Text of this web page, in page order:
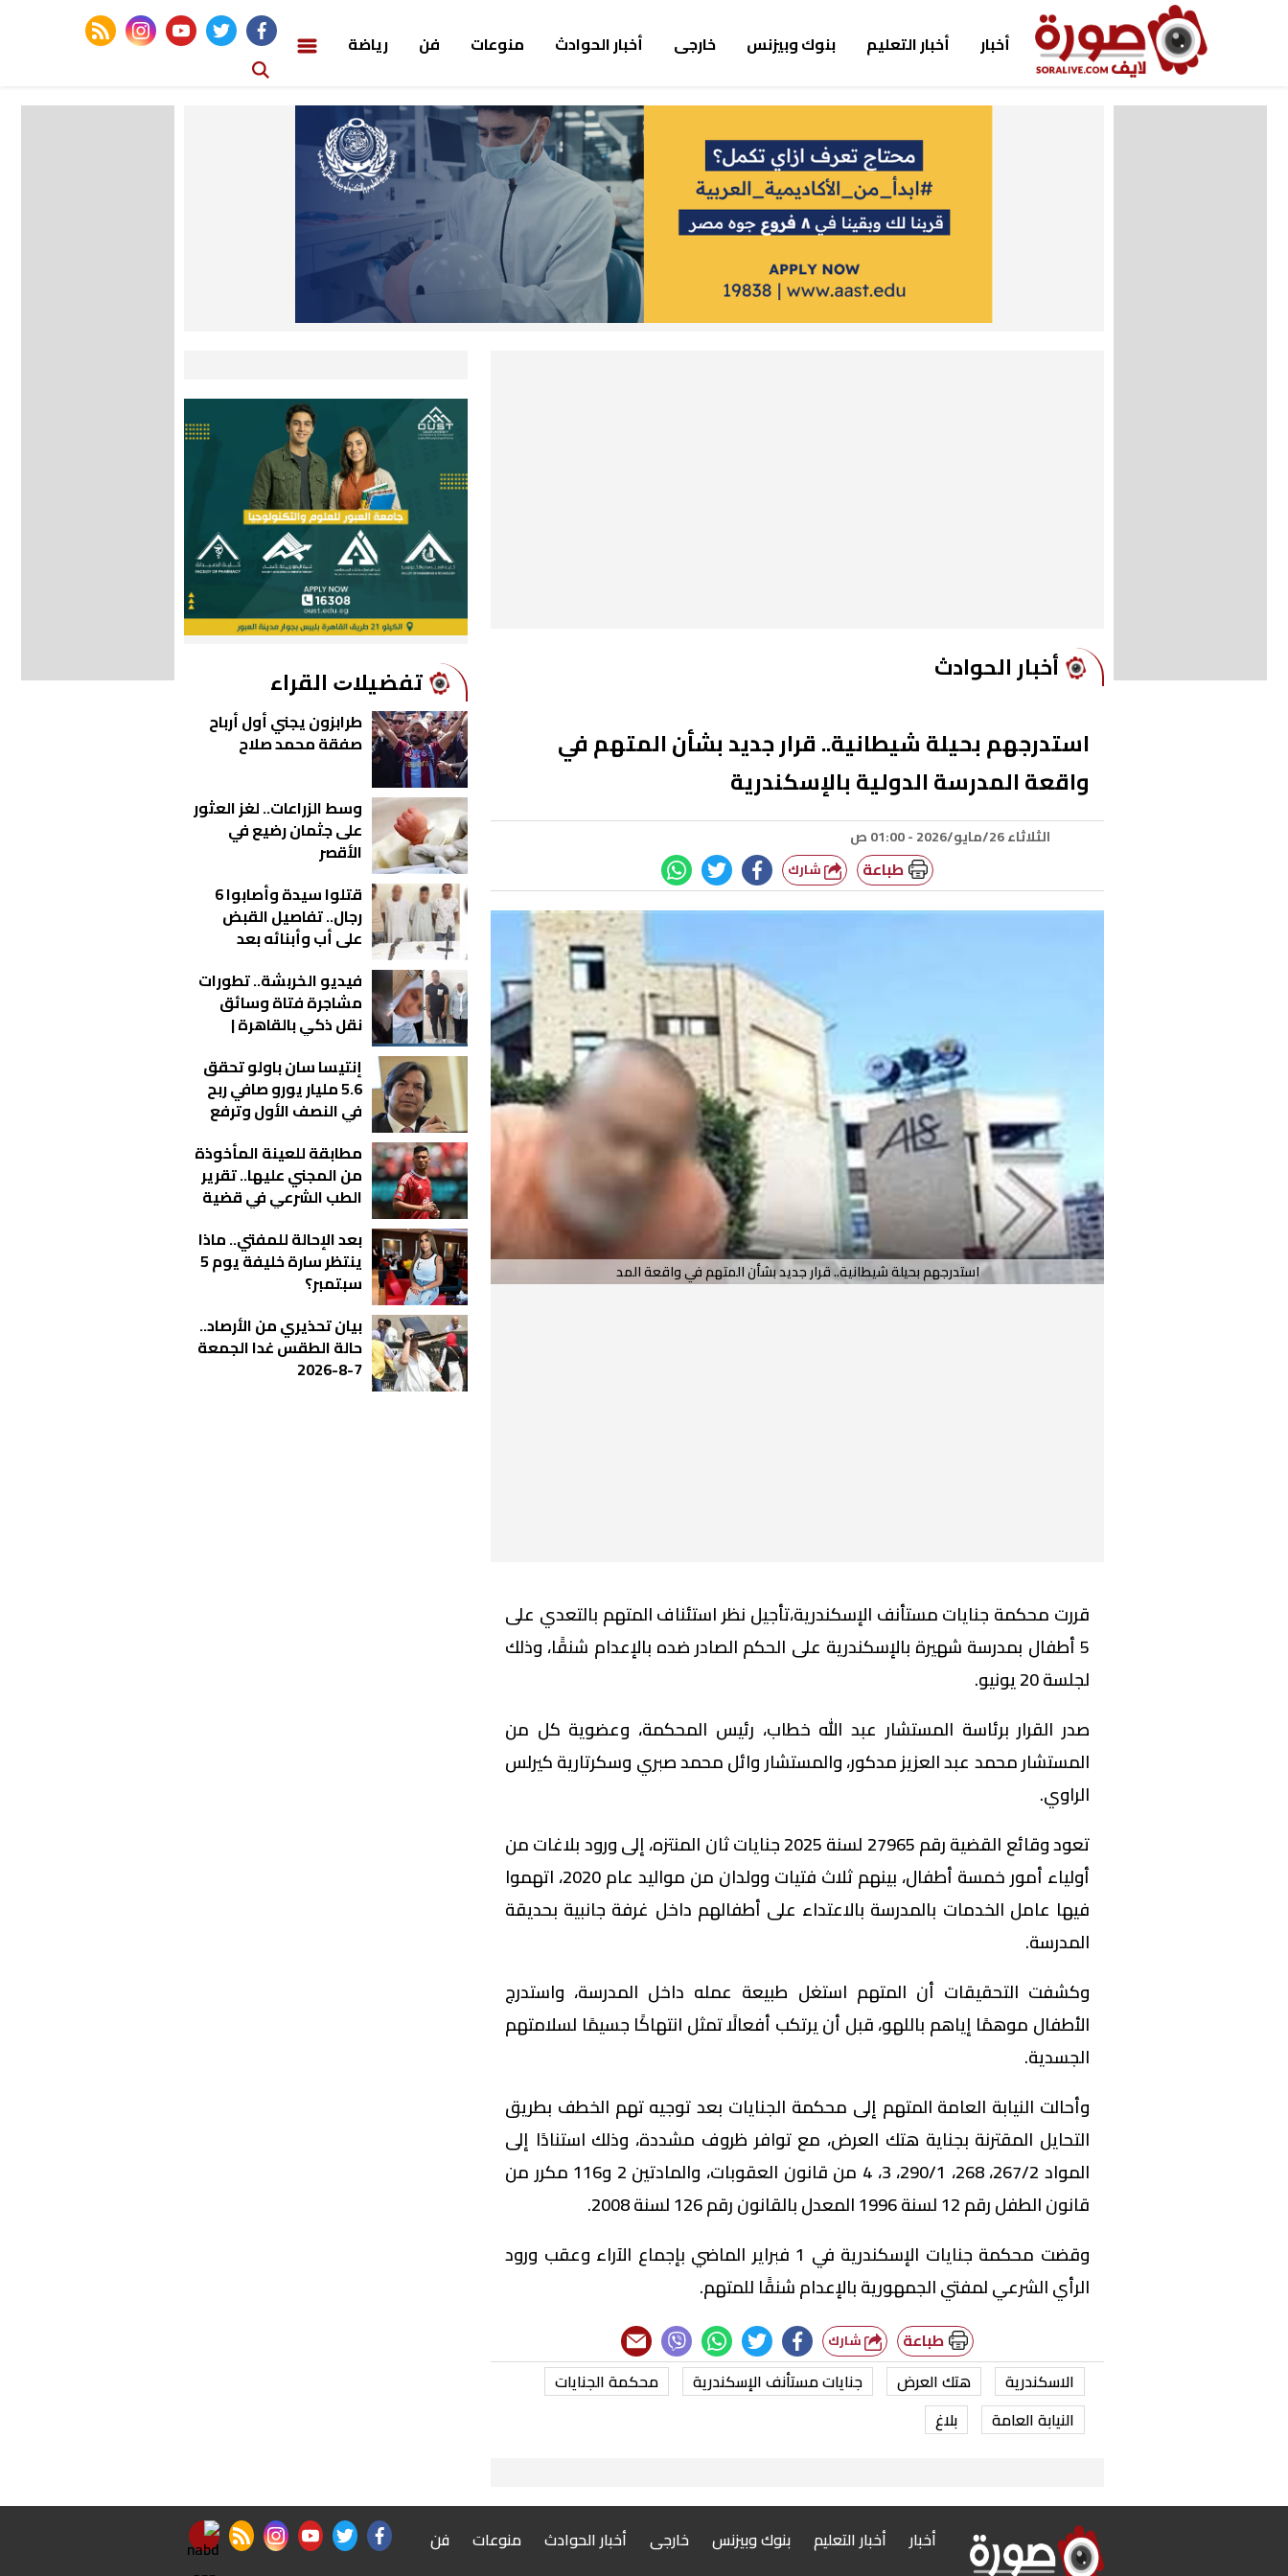
أخبار أخبار التعليم بنوك وبيزنس خارجى أخبار الحوادث منوعات فن رياضة
facebook
twitter
youtube
instagram
rss feed
أخبار الحوادث
استدرجهم بحيلة شيطانية.. قرار جديد بشأن المتهم في
واقعة المدرسة الدولية بالإسكندرية
الثلاثاء 26/مايو/2026 - 01:00 ص
طباعة
استدرجهم بحيلة شيطانية.. قرار جديد بشأن المتهم في واقعة المد
قررت محكمة جنايات مستأنف الإسكندرية،تأجيل نظر استئناف المتهم بالتعدي على
5 أطفال بمدرسة شهيرة بالإسكندرية على الحكم الصادر ضده بالإعدام شنقًا، وذلك
لجلسة 20 يونيو.
صدر القرار برئاسة المستشار عبد الله خطاب، رئيس المحكمة، وعضوية كل من
المستشار محمد عبد العزيز مدكور، والمستشار وائل محمد صبري وسكرتارية كيرلس
الراوي.
تعود وقائع القضية رقم 27965 لسنة 2025 جنايات ثان المنتزه، إلى ورود بلاغات من
أولياء أمور خمسة أطفال، بينهم ثلاث فتيات وولدان من مواليد عام 2020، اتهموا
فيها عامل الخدمات بالمدرسة بالاعتداء على أطفالهم داخل غرفة جانبية بحديقة
المدرسة.
وكشفت التحقيقات أن المتهم استغل طبيعة عمله داخل المدرسة، واستدرج
الأطفال موهمًا إياهم باللهو، قبل أن يرتكب أفعالًا تمثل انتهاكًا جسيمًا لسلامتهم
الجسدية.
وأحالت النيابة العامة المتهم إلى محكمة الجنايات بعد توجيه تهم الخطف بطريق
التحايل المقترنة بجناية هتك العرض، مع توافر ظروف مشددة، وذلك استنادًا إلى
المواد 267/2، 268، 290/1، 3، 4 من قانون العقوبات، والمادتين 2 و116 مكرر من
قانون الطفل رقم 12 لسنة 1996 المعدل بالقانون رقم 126 لسنة 2008.
وقضت محكمة جنايات الإسكندرية في 1 فبراير الماضي بإجماع الآراء وعقب ورود
الرأي الشرعي لمفتي الجمهورية بالإعدام شنقًا للمتهم.
طباعة
الاسكندرية هتك العرض جنايات مستأنف الإسكندرية
محكمة الجنايات
النيابة العامة
بلاغ
ﺗﻔﻀﻴﻼﺕ اﻟﻘﺮاء
طرابزون يجني أول أرباح
صفقة محمد صلاح
وسط الزراعات.. لغز العثور
على جثمان رضيع في
الأقصر
قتلوا سيدة وأصابوا 6
رجال.. تفاصيل القبض
على أب وأبنائه بعد
فيديو الخربشة.. تطورات
مشاجرة فتاة وسائق
نقل ذكي بالقاهرة |
إنتيسا سان باولو تحقق
5.6 مليار يورو صافي ربح
في النصف الأول وترفع
مطابقة للعينة المأخوذة
من المجني عليها.. تقرير
الطب الشرعي في قضية
مفاجآت جديدة
بعد الإحالة للمفتي.. ماذا
ينتظر سارة خليفة يوم 5
سبتمبر؟
بيان تحذيري من الأرصاد..
حالة الطقس غدا الجمعة
7-8-2026
أخبار أخبار التعليم بنوك وبيزنس خارجى أخبار الحوادث منوعات
فن
facebook
twitter
youtube
instagram
rss feed
nabd app